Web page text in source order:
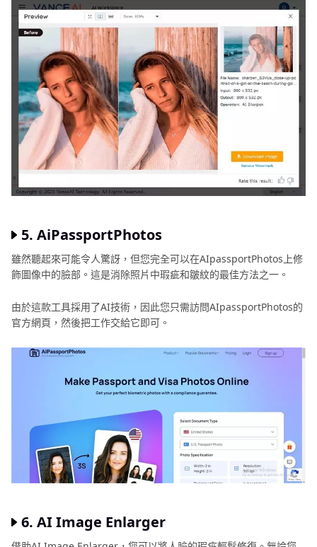
5. AiPassportPhotos
雖然聽起來可能令人驚訝，但您完全可以在AIpassportPhotos上修
飾圖像中的臉部。這是消除照片中瑕疵和皺紋的最佳方法之一。
由於這款工具採用了AI技術，因此您只需訪問AIpassportPhotos的
官方網頁，然後把工作交給它即可。
6. AI Image Enlarger